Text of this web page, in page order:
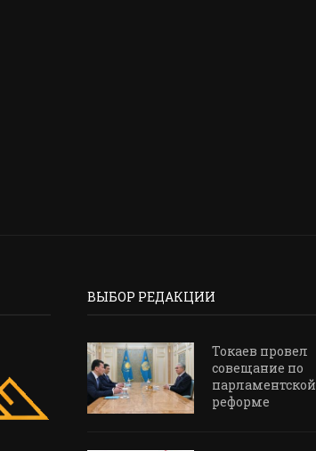
ВЫБОР РЕДАКЦИИ
Токаев провел
совещание по
парламентской
реформе